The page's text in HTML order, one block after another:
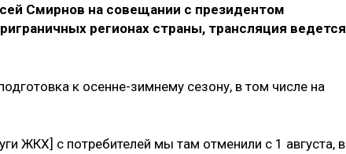
Смирнов на совещании с президентом
регионах страны, трансляция ведется
к осенне-зимнему сезону, в том числе на
ЖКХ] с потребителей мы там отменили с 1 августа, в